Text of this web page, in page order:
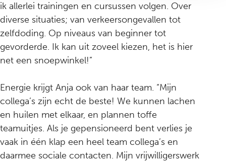
ik allerlei trainingen en cursussen volgen. Over
diverse situaties; van verkeersongevallen tot
zelfdoding. Op niveaus van beginner tot
gevorderde. Ik kan uit zoveel kiezen, het is hier
net een snoepwinkel!”
Energie krijgt Anja ook van haar team. “Mijn
collega’s zijn echt de beste! We kunnen lachen
en huilen met elkaar, en plannen toffe
teamuitjes. Als je gepensioneerd bent verlies je
vaak in één klap een heel team collega’s en
daarmee sociale contacten. Mijn vrijwilligerswerk